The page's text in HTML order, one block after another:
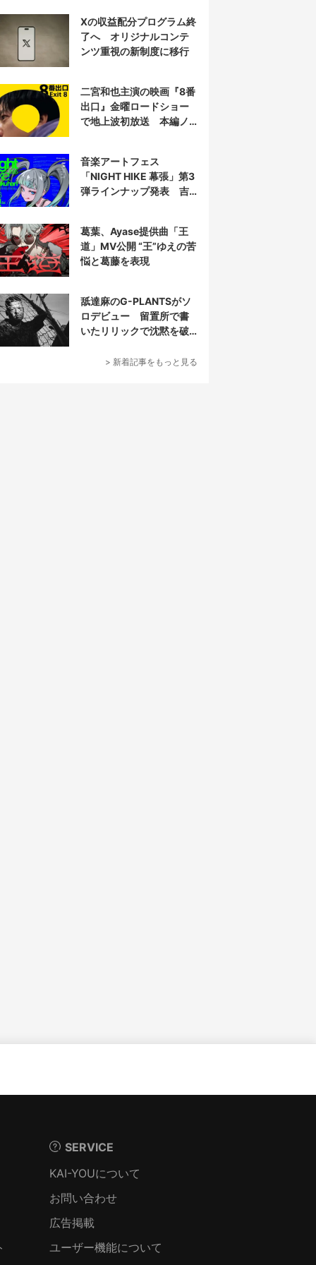
Xの収益配分プログラム終
了へ オリジナルコンテ
ンツ重視の新制度に移行
二宮和也主演の映画『8番
出口』金曜ロードショー
で地上波初放送 本編ノ
音楽アートフェス
「NIGHT HIKE 幕張」第3
弾ラインナップ発表 吉
葛葉、Ayase提供曲「王
道」MV公開 “王”ゆえの苦
悩と葛藤を表現
舐達麻のG-PLANTSがソ
ロデビュー 留置所で書
いたリリックで沈黙を破
> 新着記事をもっと見る
SERVICE
KAI-YOUについて
お問い合わせ
広告掲載
ユーザー機能について